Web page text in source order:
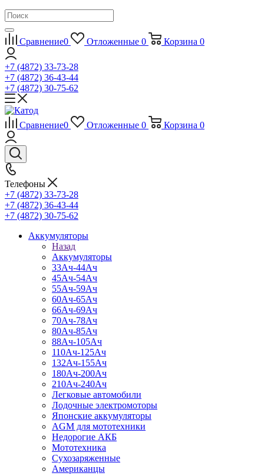
Сравнение0 Отложенные 0 Корзина 0
+7 (4872) 33-73-28
+7 (4872) 36-43-44
+7 (4872) 30-75-62
Сравнение0 Отложенные 0 Корзина 0
Телефоны
+7 (4872) 33-73-28
+7 (4872) 36-43-44
+7 (4872) 30-75-62
Аккумуляторы
Назад
Аккумуляторы
33Ач-44Ач
45Ач-54Ач
55Ач-59Ач
60Ач-65Ач
66Ач-69Ач
70Ач-78Ач
80Ач-85Ач
88Ач-105Ач
110Ач-125Ач
132Ач-155Ач
180Ач-200Ач
210Ач-240Ач
Легковые автомобили
Лодочные электромоторы
Японские аккумуляторы
AGM для мототехники
Недорогие АКБ
Мототехника
Сухозаряженные
Американцы